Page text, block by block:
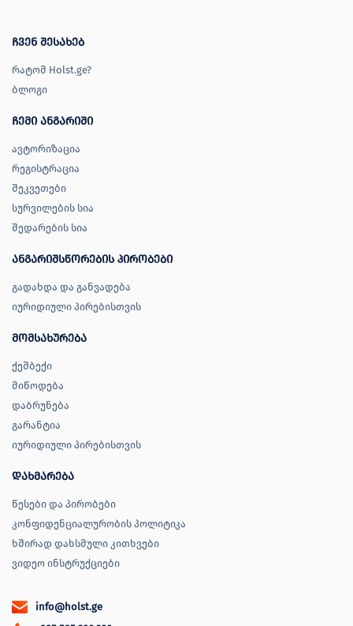
ჩვენ შესახებ
რატომ Holst.ge?
ბლოგი
ჩემი ანგარიში
ავტორიზაცია
რეგისტრაცია
შეკვეთები
სურვილების სია
შედარების სია
ანგარიშსწორების პირობები
გადახდა და განვადება
იურიდიული პირებისთვის
მომსახურება
ქეშბექი
მიწოდება
დაბრუნება
გარანტია
იურიდიული პირებისთვის
დახმარება
წესები და პირობები
კონფიდენციალურობის პოლიტიკა
ხშირად დახსმული კითხვები
ვიდეო ინსტრუქციები
info@holst.ge